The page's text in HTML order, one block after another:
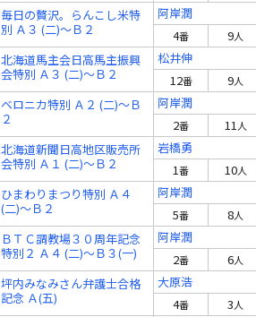
毎日の贅沢。らんこし米特
別 Ａ３ (二)～Ｂ２
阿岸潤
4番 9人
北海道馬主会日高馬主振興
会特別 Ａ３ (二)～Ｂ２
松井伸
12番 9人
ベロニカ特別 Ａ２ (二)～Ｂ
２
阿岸潤
2番 11人
北海道新聞日高地区販売所
会特別 Ａ１ (二)～Ｂ２
岩橋勇
1番 10人
ひまわりまつり特別 Ａ４
(二)～Ｂ２
阿岸潤
5番 8人
ＢＴＣ調教場３０周年記念
特別２ Ａ４ (二)～Ｂ３(一)
阿岸潤
2番 6人
坪内みなみさん弁護士合格
記念 Ａ(五)
大原浩
4番 3人